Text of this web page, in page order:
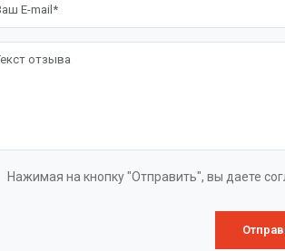
Нажимая на кнопку "Отправить", вы даете
служат для
накапливающегося мусора
и производственных
грубой очистки устанавливают,
работы
решетки представляет собой